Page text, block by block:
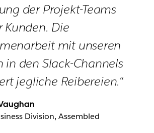
der Projekt-Teams
Kunden. Die
mit unseren
in den Slack-Channels
jegliche Reibereien.“
Division, Assembled